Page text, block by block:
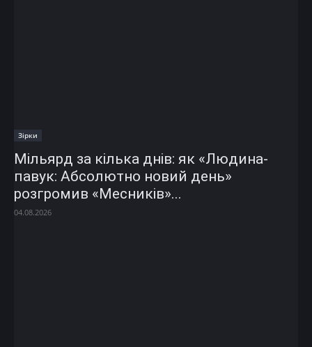
Зірки
Мільярд за кілька днів: як «Людина-
павук: Абсолютно новий день»
розгромив «Месників»...
04.08.2026